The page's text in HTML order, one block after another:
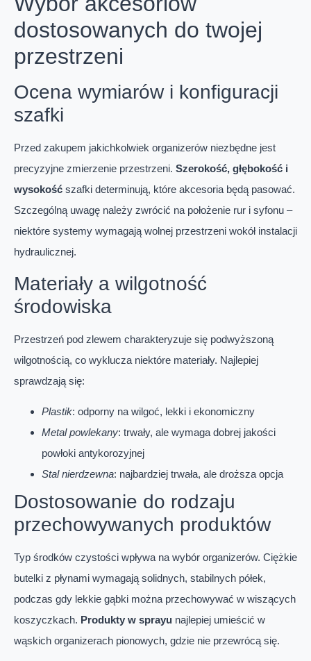
dostosowanych do twojej
przestrzeni
Ocena wymiarów i konfiguracji
szafki
Przed zakupem jakichkolwiek organizerów niezbędne jest
precyzyjne zmierzenie przestrzeni. Szerokość, głębokość i
wysokość szafki determinują, które akcesoria będą pasować.
Szczególną uwagę należy zwrócić na położenie rur i syfonu –
niektóre systemy wymagają wolnej przestrzeni wokół instalacji
hydraulicznej.
Materiały a wilgotność
środowiska
Przestrzeń pod zlewem charakteryzuje się podwyższoną
wilgotnością, co wyklucza niektóre materiały. Najlepiej
sprawdzają się:
Plastik: odporny na wilgoć, lekki i ekonomiczny
Metal powlekany: trwały, ale wymaga dobrej jakości
powłoki antykorozyjnej
Stal nierdzewna: najbardziej trwała, ale droższa opcja
Dostosowanie do rodzaju
przechowywanych produktów
Typ środków czystości wpływa na wybór organizerów. Ciężkie
butelki z płynami wymagają solidnych, stabilnych półek,
podczas gdy lekkie gąbki można przechowywać w wiszących
koszyczkach. Produkty w sprayu najlepiej umieścić w
wąskich organizerach pionowych, gdzie nie przewrócą się.